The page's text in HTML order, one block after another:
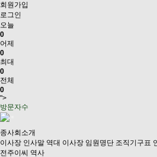
회원가입
로그인
오늘
0
어제
0
최대
0
전체
0
">
방문자수
종사회소개
이사장 인사말 역대 이사장 임원명단 조직기구표
전주이씨 역사